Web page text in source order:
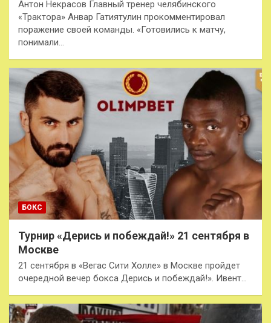
Антон Некрасов Главный тренер челябинского
«Трактора» Анвар Гатиятулин прокомментировал
поражение своей команды. «Готовились к матчу,
понимали…
БОКС
Турнир «Дерись и побеждай!» 21 сентября в
Москве
21 сентября в «Вегас Сити Холле» в Москве пройдет
очередной вечер бокса Дерись и побеждай!». Ивент…